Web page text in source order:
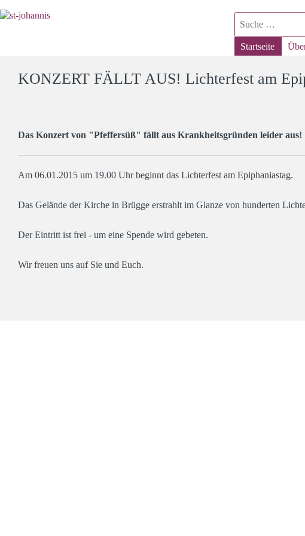
Suchen
Startseite
KONZERT FÄLLT AUS! Lichterfest am
Das Konzert von "Pfeffersüß" fällt aus Krankheitsgründen leider aus!
Am 06.01.2015 um 19.00 Uhr beginnt das Lichterfest am Epiphaniastag.
Das Gelände der Kirche in Brügge erstrahlt im Glanze von hunderten
Der Eintritt ist frei - um eine Spende wird gebeten.
Wir freuen uns auf Sie und Euch.